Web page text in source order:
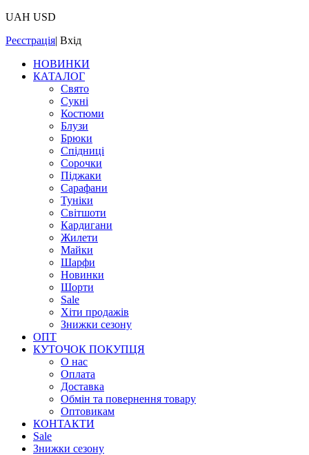
UAH USD
Реєстрація| Вхід
НОВИНКИ
КАТАЛОГ
Свято
Сукні
Костюми
Блузи
Брюки
Спідниці
Сорочки
Піджаки
Сарафани
Туніки
Світшоти
Кардигани
Жилети
Майки
Шарфи
Новинки
Шорти
Sale
Хіти продажів
Знижки сезону
ОПТ
КУТОЧОК ПОКУПЦЯ
О нас
Оплата
Доставка
Обмін та повернення товару
Оптовикам
КОНТАКТИ
Sale
Знижки сезону